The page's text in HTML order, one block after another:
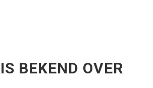
BEKEND OVER